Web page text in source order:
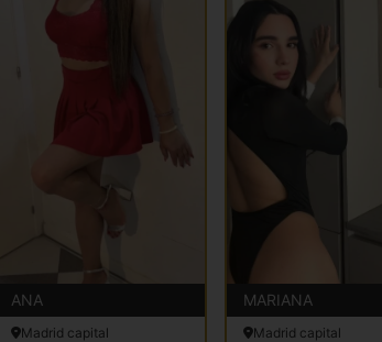
ANA
Madrid capital
MARIANA
Madrid capital